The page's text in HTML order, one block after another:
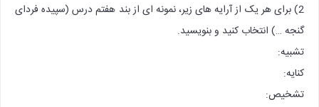
2) برای هر یک از آرایه های زیر، نمونه ای از بند هفتم درس (سپیده فردای
گنجه …) انتخاب كنید و بنویسید.
تشبیه:
کنایه:
تشخیص: